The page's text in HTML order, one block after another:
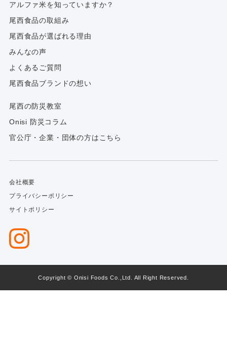
アルファ⽶を知っていますか？
尾西食品の取組み
尾西食品が選ばれる理由
みんなの声
よくあるご質問
尾西食品ブランドの想い
尾西の防災教室
Onisi 防災コラム
官公庁・企業・団体の方はこちら
会社概要
プライバシーポリシー
サイトポリシー
Copyright © Onisi Foods Co.,Ltd. All Right Reserved.